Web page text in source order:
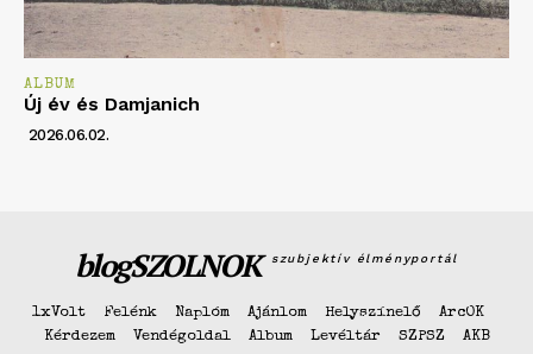
ALBUM
Új év és Damjanich
2026.06.02.
blogSZOLNOK szubjektív élményportál
1xVolt Felénk Naplóm Ajánlom Helyszínelő
ArcOK
Kérdezem
Vendégoldal Album Levéltár SZPSZ AKB